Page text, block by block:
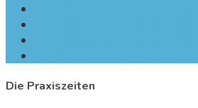
Die Praxiszeiten